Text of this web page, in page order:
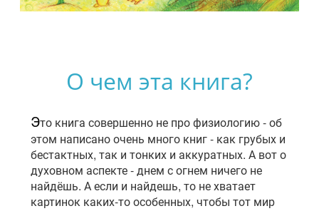
О чем эта книга?
Это книга совершенно не про физиологию - об
этом написано очень много книг - как грубых и
бестактных, так и тонких и аккуратных. А вот о
духовном аспекте - днем с огнем ничего не
найдёшь. А если и найдешь, то не хватает
картинок каких-то особенных, чтобы тот мир